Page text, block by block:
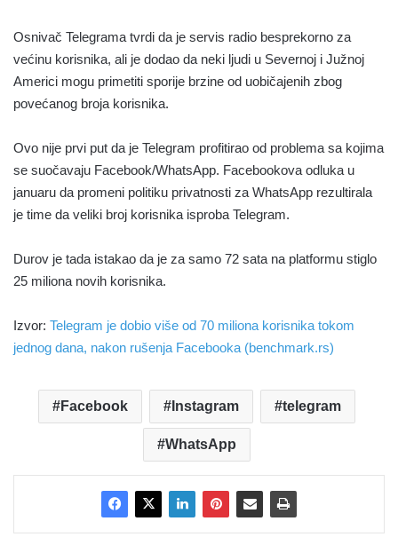
Osnivač Telegrama tvrdi da je servis radio besprekorno za
većinu korisnika, ali je dodao da neki ljudi u Severnoj i Južnoj
Americi mogu primetiti sporije brzine od uobičajenih zbog
povećanog broja korisnika.
Ovo nije prvi put da je Telegram profitirao od problema sa kojima
se suočavaju Facebook/WhatsApp. Facebookova odluka u
januaru da promeni politiku privatnosti za WhatsApp rezultirala
je time da veliki broj korisnika isproba Telegram.
Durov je tada istakao da je za samo 72 sata na platformu stiglo
25 miliona novih korisnika.
Izvor: Telegram je dobio više od 70 miliona korisnika tokom
jednog dana, nakon rušenja Facebooka (benchmark.rs)
Facebook Instagram telegram
WhatsApp